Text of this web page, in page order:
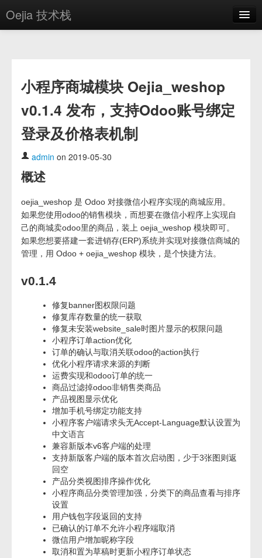
Oejia 技术栈
方案
OE学院
分享
关于
编辑器
登录
小程序商城模块 Oejia_weshop
v0.1.4 发布，支持Odoo账号绑定
登录及价格表机制
admin on 2019-05-30
概述
oejia_weshop 是 Odoo 对接微信小程序实现的商城应用。
如果您使用odoo的销售模块，而想要在微信小程序上实现自
己的商城卖odoo里的商品，装上 oejia_weshop 模块即可。
如果您想要搭建一套进销存(ERP)系统并实现对接微信商城的
管理，用 Odoo + oejia_weshop 模块，是个快捷方法。
v0.1.4
修复banner图权限问题
修复库存数量的统一获取
修复未安装website_sale时图片显示的权限问题
小程序订单action优化
订单的确认与取消关联odoo的action执行
优化小程序请求来源的判断
运费实现和odoo订单的统一
商品过滤掉odoo非销售类商品
产品视图显示优化
增加手机号绑定功能支持
小程序客户端请求头无Accept-Language默认设置为
中文语言
兼容新版本v6客户端的处理
支持新版客户端的版本首次启动图，少于3张图则返
回空
产品分类视图排序操作优化
小程序商品分类管理加强，分类下的商品查看与排序
设置
用户钱包字段返回的支持
已确认的订单不允许小程序端取消
微信用户增加昵称字段
取消和置为草稿时更新小程序订单状态